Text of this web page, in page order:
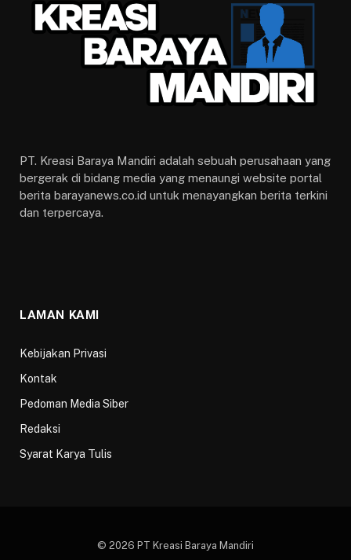
PT. Kreasi Baraya Mandiri adalah sebuah perusahaan yang
bergerak di bidang media yang menaungi website portal
berita barayanews.co.id untuk menayangkan berita terkini
dan terpercaya.
LAMAN KAMI
Kebijakan Privasi
Kontak
Pedoman Media Siber
Redaksi
Syarat Karya Tulis
© 2026 PT Kreasi Baraya Mandiri